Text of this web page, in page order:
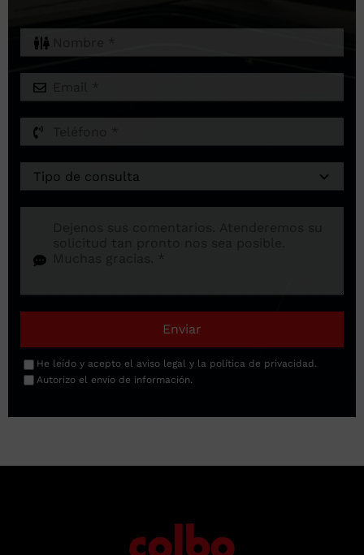
Enviar
He leído y acepto el aviso legal y la política de privacidad .
Autorizo el envío de información.